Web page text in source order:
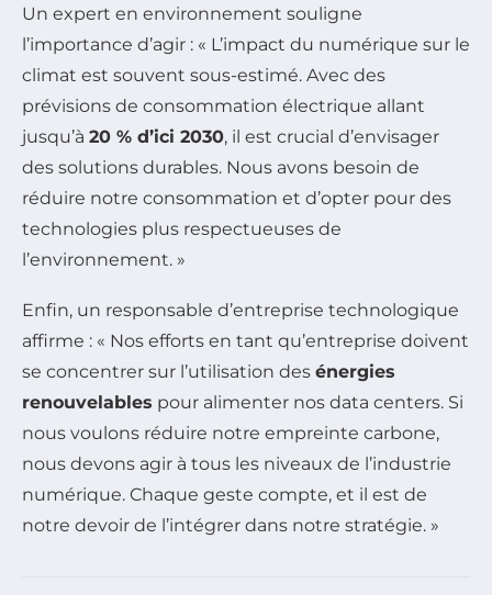
Un expert en environnement souligne
l’importance d’agir : « L’impact du numérique sur le
climat est souvent sous-estimé. Avec des
prévisions de consommation électrique allant
jusqu’à 20 % d’ici 2030, il est crucial d’envisager
des solutions durables. Nous avons besoin de
réduire notre consommation et d’opter pour des
technologies plus respectueuses de
l’environnement. »
Enfin, un responsable d’entreprise technologique
affirme : « Nos efforts en tant qu’entreprise doivent
se concentrer sur l’utilisation des énergies
renouvelables pour alimenter nos data centers. Si
nous voulons réduire notre empreinte carbone,
nous devons agir à tous les niveaux de l’industrie
numérique. Chaque geste compte, et il est de
notre devoir de l’intégrer dans notre stratégie. »